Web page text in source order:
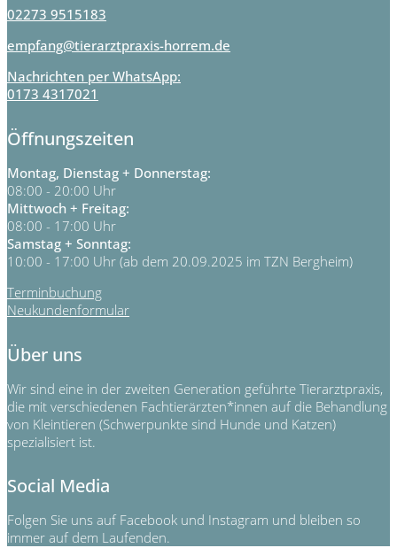
02273 9515183
empfang@tierarztpraxis-horrem.de
Nachrichten per WhatsApp:
0173 4317021
Öffnungszeiten
Montag, Dienstag + Donnerstag:
08:00 - 20:00 Uhr
Mittwoch + Freitag:
08:00 - 17:00 Uhr
Samstag + Sonntag:
10:00 - 17:00 Uhr (ab dem 20.09.2025 im TZN Bergheim)
Terminbuchung
Neukundenformular
Über uns
Wir sind eine in der zweiten Generation geführte Tierarztpraxis,
die mit verschiedenen Fachtierärzten*innen auf die Behandlung
von Kleintieren (Schwerpunkte sind Hunde und Katzen)
spezialisiert ist.
Social Media
Folgen Sie uns auf Facebook und Instagram und bleiben so
immer auf dem Laufenden.